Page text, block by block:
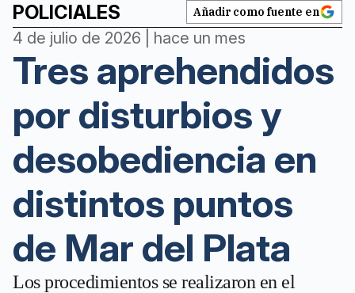
POLICIALES Añadir como fuente en
4 de julio de 2026 | hace un mes
Tres aprehendidos
por disturbios y
desobediencia en
distintos puntos
de Mar del Plata
Los procedimientos se realizaron en el